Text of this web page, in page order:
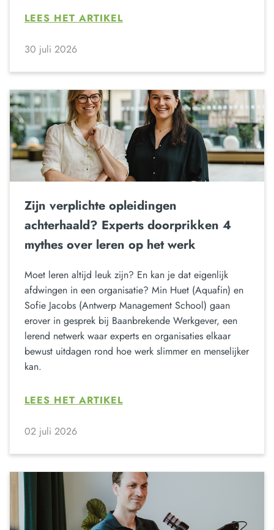
LEES HET ARTIKEL
30 juli 2026
Zijn verplichte opleidingen
achterhaald? Experts doorprikken 4
mythes over leren op het werk
Moet leren altijd leuk zijn? En kan je dat eigenlijk
afdwingen in een organisatie? Min Huet (Aquafin) en
Sofie Jacobs (Antwerp Management School) gaan
erover in gesprek bij Baanbrekende Werkgever, een
lerend netwerk waar experts en organisaties elkaar
bewust uitdagen rond hoe werk slimmer en menselijker
kan.
LEES HET ARTIKEL
02 juli 2026